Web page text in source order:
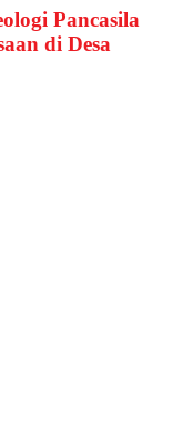
Pancasila
di Desa